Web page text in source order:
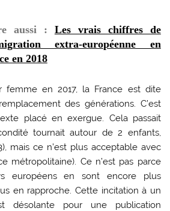
aussi : Les vrais chiffres de
extra-européenne en
en 2018
femme en 2017, la France est dite
des générations. C’est
placé en exergue. Cela passait
tournait autour de 2 enfants,
mais ce n’est plus acceptable avec
métropolitaine). Ce n’est pas parce
européens en sont encore plus
en rapproche. Cette incitation à un
désolante pour une publication